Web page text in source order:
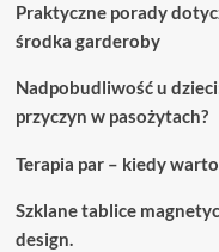
Praktyczne porady
środka garderoby
Nadpobudliwość u
przyczyn w pasożytach?
Terapia par – kiedy
Szklane tablice
design.